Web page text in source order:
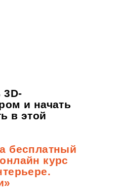
3D-
и начать
в этой
бесплатный
курс